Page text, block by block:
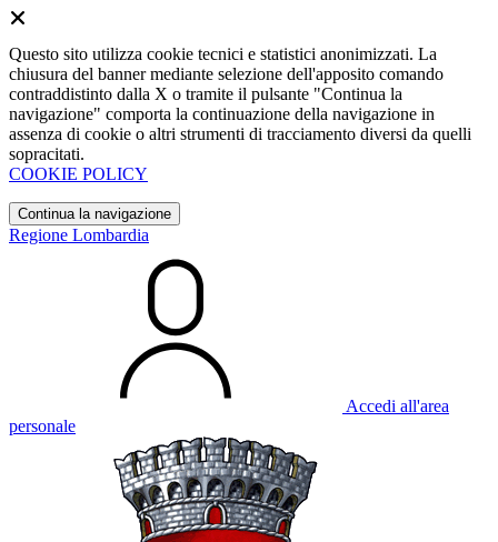
Questo sito utilizza cookie tecnici e statistici anonimizzati. La
chiusura del banner mediante selezione dell'apposito comando
contraddistinto dalla X o tramite il pulsante "Continua la
navigazione" comporta la continuazione della navigazione in
assenza di cookie o altri strumenti di tracciamento diversi da quelli
sopracitati.
COOKIE POLICY
Continua la navigazione
Regione Lombardia
Accedi all'area
personale